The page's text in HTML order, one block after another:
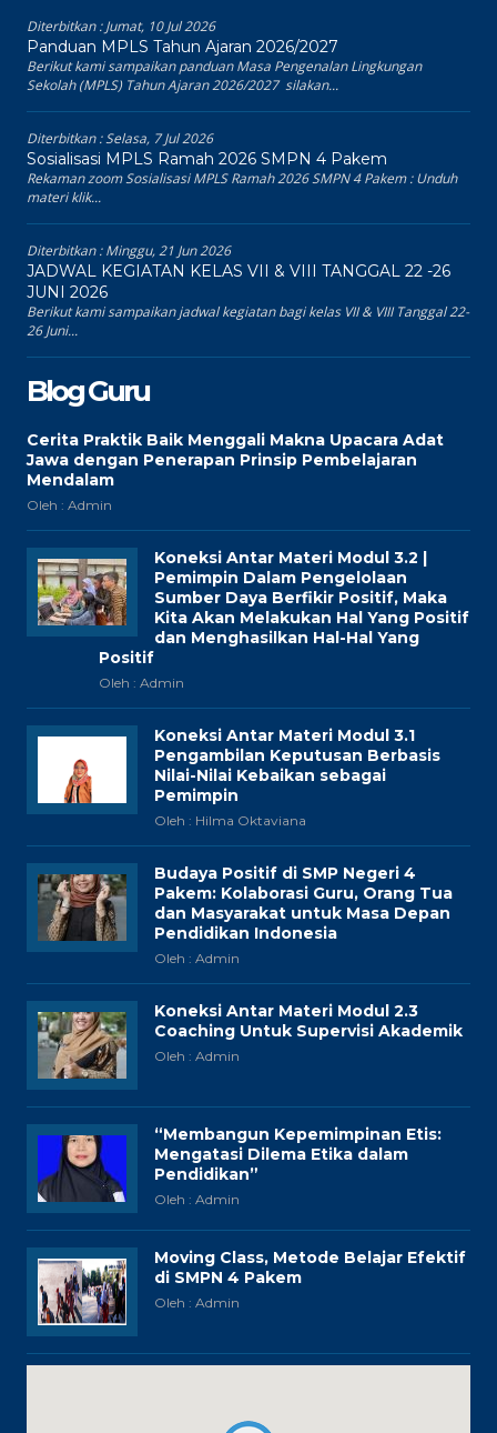
Diterbitkan :Jumat, 10 Jul 2026
Panduan MPLS Tahun Ajaran 2026/2027
Berikut kami sampaikan panduan Masa Pengenalan Lingkungan
Sekolah (MPLS) Tahun Ajaran 2026/2027 silakan...
Diterbitkan :Selasa, 7 Jul 2026
Sosialisasi MPLS Ramah 2026 SMPN 4 Pakem
Rekaman zoom Sosialisasi MPLS Ramah 2026 SMPN 4 Pakem : Unduh
materi klik...
Diterbitkan :Minggu, 21 Jun 2026
JADWAL KEGIATAN KELAS VII & VIII TANGGAL 22 -26
JUNI 2026
Berikut kami sampaikan jadwal kegiatan bagi kelas VII & VIII Tanggal 22-
26 Juni...
Blog Guru
Cerita Praktik Baik Menggali Makna Upacara Adat
Jawa dengan Penerapan Prinsip Pembelajaran
Mendalam
Oleh : Admin
Koneksi Antar Materi Modul 3.2 |
Pemimpin Dalam Pengelolaan
Sumber Daya Berfikir Positif, Maka
Kita Akan Melakukan Hal Yang Positif
dan Menghasilkan Hal-Hal Yang
Positif
Oleh : Admin
Koneksi Antar Materi Modul 3.1
Pengambilan Keputusan Berbasis
Nilai-Nilai Kebaikan sebagai
Pemimpin
Oleh : Hilma Oktaviana
Budaya Positif di SMP Negeri 4
Pakem: Kolaborasi Guru, Orang Tua
dan Masyarakat untuk Masa Depan
Pendidikan Indonesia
Oleh : Admin
Koneksi Antar Materi Modul 2.3
Coaching Untuk Supervisi Akademik
Oleh : Admin
“Membangun Kepemimpinan Etis:
Mengatasi Dilema Etika dalam
Pendidikan”
Oleh : Admin
Moving Class, Metode Belajar Efektif
di SMPN 4 Pakem
Oleh : Admin